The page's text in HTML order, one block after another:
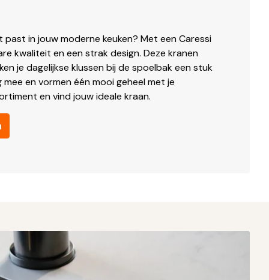
in jouw moderne keuken? Met een Caressi
kwaliteit en een strak design. Deze kranen
je dagelijkse klussen bij de spoelbak een stuk
mee en vormen één mooi geheel met je
en vind jouw ideale kraan.